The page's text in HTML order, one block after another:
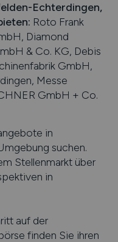
Echterdingen,
: Roto Frank
Diamond
& Co. KG, Debis
GmbH,
Messe
GmbH + Co.
in
suchen.
Stellenmarkt über
in
auf der
finden Sie ihren